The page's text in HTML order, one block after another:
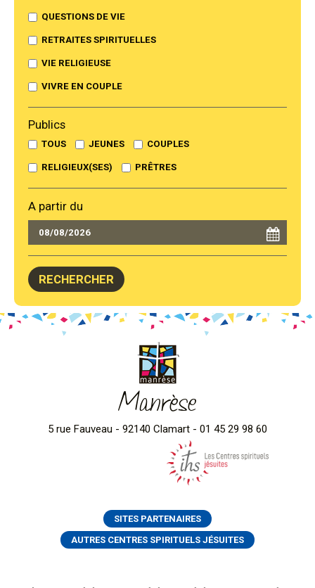
QUESTIONS DE VIE
RETRAITES SPIRITUELLES
VIE RELIGIEUSE
VIVRE EN COUPLE
Publics
TOUS JEUNES COUPLES
RELIGIEUX(SES) PRÊTRES
A partir du
Manrèse
5 rue Fauveau - 92140 Clamart - 01 45 29 98 60
SITES PARTENAIRES
AUTRES CENTRES SPIRITUELS JÉSUITES